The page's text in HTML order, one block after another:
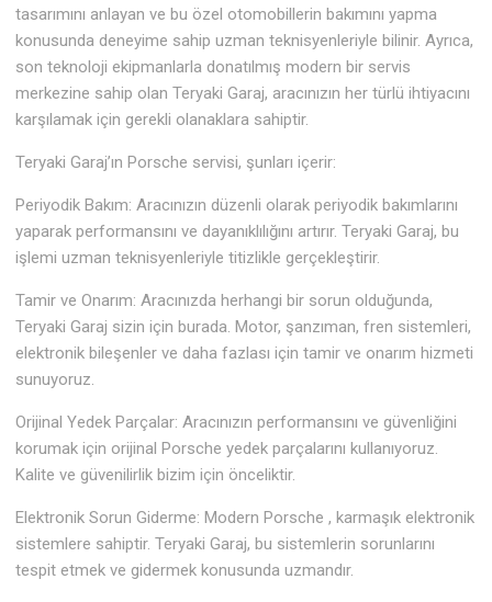
tasarımını anlayan ve bu özel otomobillerin bakımını yapma
konusunda deneyime sahip uzman teknisyenleriyle bilinir. Ayrıca,
son teknoloji ekipmanlarla donatılmış modern bir servis
merkezine sahip olan Teryaki Garaj, aracınızın her türlü ihtiyacını
karşılamak için gerekli olanaklara sahiptir.
Teryaki Garaj’ın Porsche servisi, şunları içerir:
Periyodik Bakım: Aracınızın düzenli olarak periyodik bakımlarını
yaparak performansını ve dayanıklılığını artırır. Teryaki Garaj, bu
işlemi uzman teknisyenleriyle titizlikle gerçekleştirir.
Tamir ve Onarım: Aracınızda herhangi bir sorun olduğunda,
Teryaki Garaj sizin için burada. Motor, şanzıman, fren sistemleri,
elektronik bileşenler ve daha fazlası için tamir ve onarım hizmeti
sunuyoruz.
Orijinal Yedek Parçalar: Aracınızın performansını ve güvenliğini
korumak için orijinal Porsche yedek parçalarını kullanıyoruz.
Kalite ve güvenilirlik bizim için önceliktir.
Elektronik Sorun Giderme: Modern Porsche , karmaşık elektronik
sistemlere sahiptir. Teryaki Garaj, bu sistemlerin sorunlarını
tespit etmek ve gidermek konusunda uzmandır.